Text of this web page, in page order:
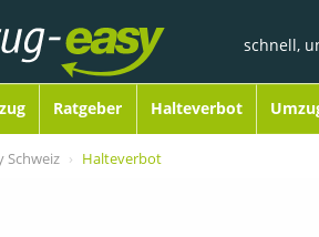
schnell,
Ratgeber Halteverbot
Schweiz Halteverbot